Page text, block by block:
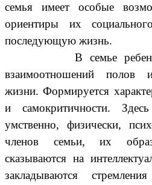
семья имеет особые
ориентиры их
последующую жизнь.
В семье ребенок
взаимоотношений полов
жизни. Формируется
и самокритичности.
умственно, физически,
членов семьи, их
сказываются на
закладываются